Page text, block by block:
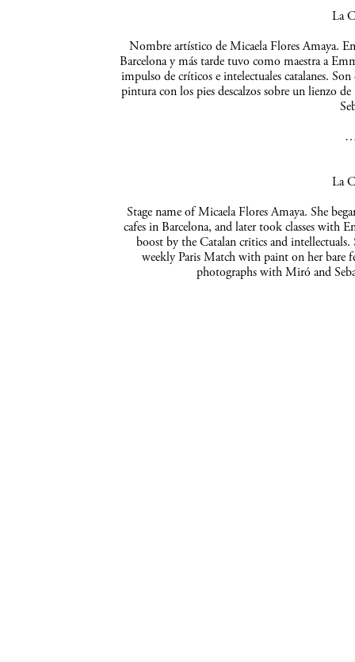
La
Nombre artístico de Micaela Flores Amaya.
Barcelona y más tarde tuvo como maestra a
impulso de críticos e intelectuales catalanes.
pintura con los pies descalzos sobre un lienzo
La
Stage name of Micaela Flores Amaya. She
cafes in Barcelona, and later took classes with
boost by the Catalan critics and
weekly Paris Match with paint on her bare
photographs with Miró and